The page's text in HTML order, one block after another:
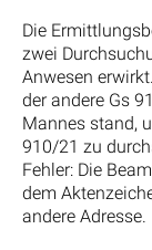
Die
zwei
Anwesen
der andere Gs
Mannes stand,
910/21 zu
Fehler: Die
dem
andere Adresse.